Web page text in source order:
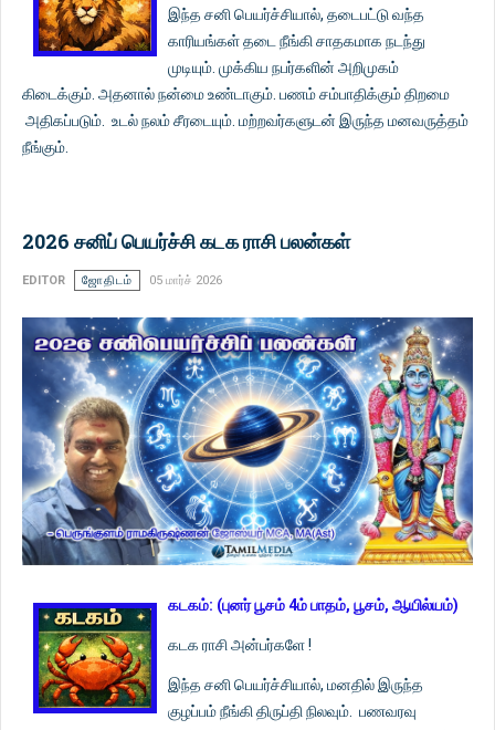
இந்த சனி பெயர்ச்சியால், தடைபட்டு வந்த
காரியங்கள் தடை நீங்கி சாதகமாக நடந்து
முடியும். முக்கிய நபர்களின் அறிமுகம்
கிடைக்கும். அதனால் நன்மை உண்டாகும். பணம் சம்பாதிக்கும் திறமை
அதிகப்படும். உடல் நலம் சீரடையும். மற்றவர்களுடன் இருந்த மனவருத்தம்
நீங்கும்.
2026 சனிப் பெயர்ச்சி கடக ராசி பலன்கள்
EDITOR ஜோதிடம் 05 மார்ச் 2026
கடகம்: (புனர் பூசம் 4ம் பாதம், பூசம், ஆயில்யம்)
கடக ராசி அன்பர்களே !
இந்த சனி பெயர்ச்சியால், மனதில் இருந்த
குழப்பம் நீங்கி திருப்தி நிலவும். பணவரவு